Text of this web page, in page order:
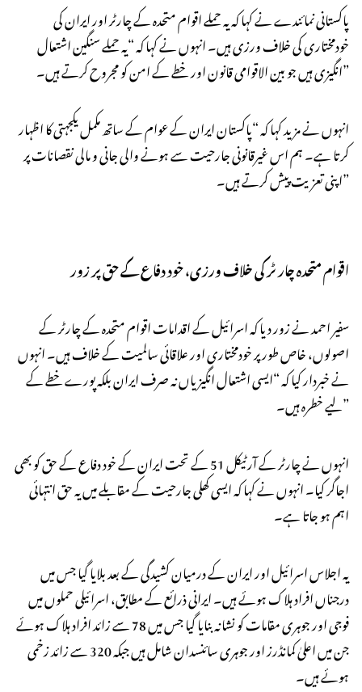
پاکستانی نمائندے نے کہا کہ یہ حملے اقوام متحدہ کے چارٹر اور ایران کی
خودمختاری کی خلاف ورزی ہیں۔ انہوں نے کہا کہ “یہ حملے سنگین اشتعال
انگیزی ہیں جو بین الاقوامی قانون اور خطے کے امن کو مجروح کرتے ہیں۔”
انہوں نے مزید کہا کہ “پاکستان ایران کے عوام کے ساتھ مکمل یکجہتی کا اظہار
کرتا ہے۔ ہم اس غیرقانونی جارحیت سے ہونے والی جانی و مالی نقصانات پر
اپنی تعزیت پیش کرتے ہیں۔”
اقوام متحدہ چارٹر کی خلاف ورزی، خود دفاع کے حق پر زور
سفیر احمد نے زور دیا کہ اسرائیل کے اقدامات اقوام متحدہ کے چارٹر کے
اصولوں، خاص طور پر خودمختاری اور علاقائی سالمیت کے خلاف ہیں۔ انہوں
نے خبردار کیا کہ “ایسی اشتعال انگیزیاں نہ صرف ایران بلکہ پورے خطے کے
لیے خطرہ ہیں۔”
انہوں نے چارٹر کے آرٹیکل 51 کے تحت ایران کے خود دفاع کے حق کو بھی
اجاگر کیا۔ انہوں نے کہا کہ ایسی کھلی جارحیت کے مقابلے میں یہ حق انتہائی
اہم ہو جاتا ہے۔
یہ اجلاس اسرائیل اور ایران کے درمیان کشیدگی کے بعد بلایا گیا جس میں
درجناں افراد ہلاک ہوئے ہیں۔ ایرانی ذرائع کے مطابق، اسرائیلی حملوں میں
فوجی اور جوہری مقامات کو نشانہ بنایا گیا جس میں 78 سے زائد افراد ہلاک ہوئے
جن میں اعلیٰ کمانڈرز اور جوہری سائنسدان شامل ہیں جبکہ 320 سے زائد زخمی
ہوئے ہیں۔